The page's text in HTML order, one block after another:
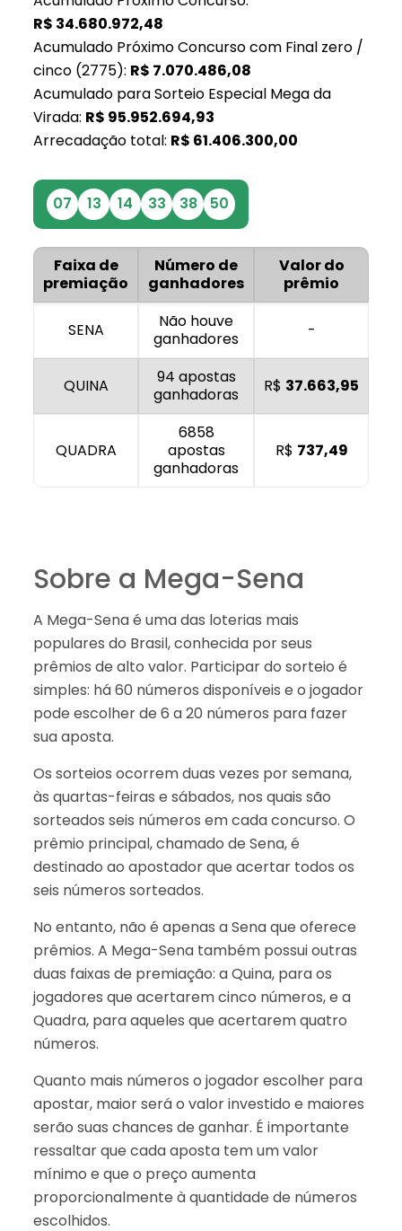
R$ 34.680.972,48
Acumulado Próximo Concurso com Final zero /
cinco (2775): R$ 7.070.486,08
Acumulado para Sorteio Especial Mega da
Virada: R$ 95.952.694,93
Arrecadação total: R$ 61.406.300,00
07 13 14 33 38 50
Faixa de
premiação
Número de
ganhadores
Valor do
prêmio
SENA
Não houve
ganhadores
-
QUINA
94 apostas
ganhadoras
R$ 37.663,95
QUADRA
6858
apostas
ganhadoras
R$ 737,49
Sobre a Mega-Sena
A Mega-Sena é uma das loterias mais
populares do Brasil, conhecida por seus
prêmios de alto valor. Participar do sorteio é
simples: há 60 números disponíveis e o jogador
pode escolher de 6 a 20 números para fazer
sua aposta.
Os sorteios ocorrem duas vezes por semana,
às quartas-feiras e sábados, nos quais são
sorteados seis números em cada concurso. O
prêmio principal, chamado de Sena, é
destinado ao apostador que acertar todos os
seis números sorteados.
No entanto, não é apenas a Sena que oferece
prêmios. A Mega-Sena também possui outras
duas faixas de premiação: a Quina, para os
jogadores que acertarem cinco números, e a
Quadra, para aqueles que acertarem quatro
números.
Quanto mais números o jogador escolher para
apostar, maior será o valor investido e maiores
serão suas chances de ganhar. É importante
ressaltar que cada aposta tem um valor
mínimo e que o preço aumenta
proporcionalmente à quantidade de números
escolhidos.